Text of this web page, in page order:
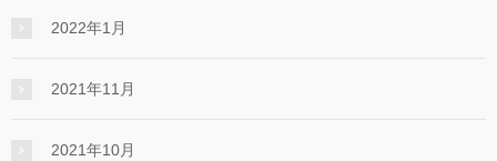
2022年1月
2021年11月
2021年10月